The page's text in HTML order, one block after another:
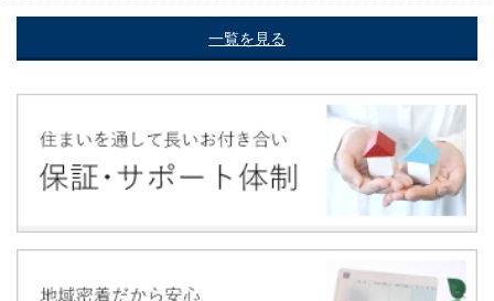
一覧を見る